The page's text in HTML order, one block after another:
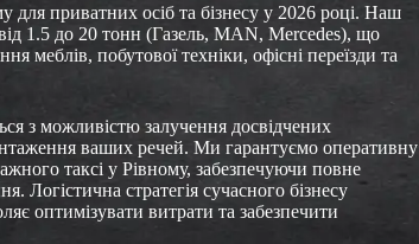
для приватних осіб та бізнесу у 2026 році. Наш
1.5 до 20 тонн (Газель, MAN, Mercedes), що
меблів, побутової техніки, офісні переїзди та
з можливістю залучення досвідчених
ваших речей. Ми гарантуємо оперативну
таксі у Рівному, забезпечуючи повне
Логістична стратегія сучасного бізнесу
оптимізувати витрати та забезпечити